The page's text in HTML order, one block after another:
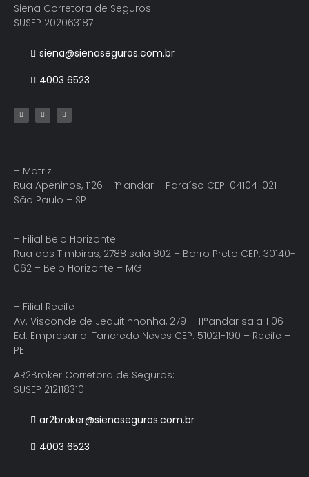
Siena Corretora de Seguros:
SUSEP 202063187
siena@sienaseguros.com.br
4003 6523
– Matriz
Rua Apeninos, 1126 – 1º andar – Paraíso CEP: 04104-021 –
São Paulo – SP
– Filial Belo Horizonte
Rua dos Timbiras, 2788 sala 802 – Barro Preto CEP: 30140-
062 – Belo Horizonte – MG
– Filial Recife
Av. Visconde de Jequitinhonha, 279 – 11°andar sala 1106 –
Ed. Empresarial Tancredo Neves CEP: 51021-190 – Recife –
PE
AR2Broker Corretora de Seguros:
SUSEP 212118310
ar2broker@sienaseguros.com.br
4003 6523